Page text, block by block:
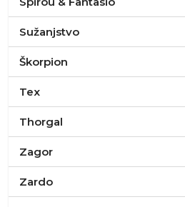
Sužanjstvo
Škorpion
Tex
Thorgal
Zagor
Zardo